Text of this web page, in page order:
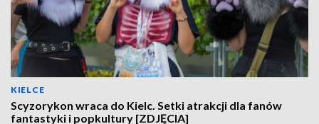
KIELCE
Scyzorykon wraca do Kielc. Setki atrakcji dla fanów
fantastyki i popkultury [ZDJĘCIA]